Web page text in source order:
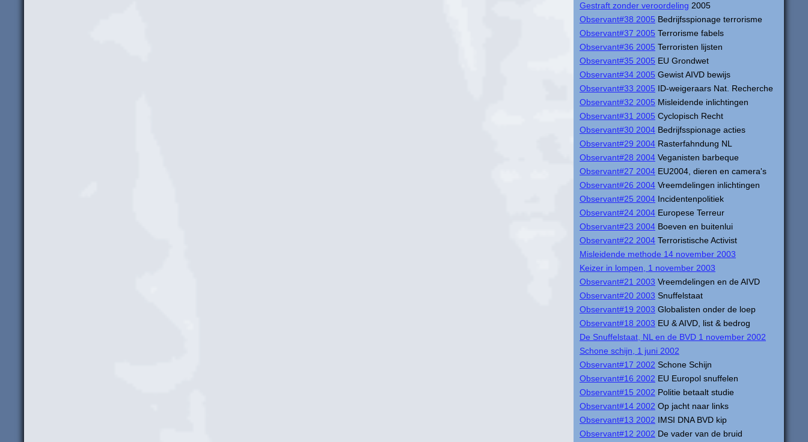
Gestraft zonder veroordeling 2005
Observant#38 2005 Bedrijfsspionage terrorisme
Observant#37 2005 Terrorisme fabels
Observant#36 2005 Terroristen lijsten
Observant#35 2005 EU Grondwet
Observant#34 2005 Gewist AIVD bewijs
Observant#33 2005 ID-weigeraars Nat. Recherche
Observant#32 2005 Misleidende inlichtingen
Observant#31 2005 Cyclopisch Recht
Observant#30 2004 Bedrijfsspionage acties
Observant#29 2004 Rasterfahndung NL
Observant#28 2004 Veganisten barbeque
Observant#27 2004 EU2004, dieren en camera's
Observant#26 2004 Vreemdelingen inlichtingen
Observant#25 2004 Incidentenpolitiek
Observant#24 2004 Europese Terreur
Observant#23 2004 Boeven en buitenlui
Observant#22 2004 Terroristische Activist
Misleidende methode 14 november 2003
Keizer in lompen, 1 november 2003
Observant#21 2003 Vreemdelingen en de AIVD
Observant#20 2003 Snuffelstaat
Observant#19 2003 Globalisten onder de loep
Observant#18 2003 EU & AIVD, list & bedrog
De Snuffelstaat, NL en de BVD 1 november 2002
Schone schijn, 1 juni 2002
Observant#17 2002 Schone Schijn
Observant#16 2002 EU Europol snuffelen
Observant#15 2002 Politie betaalt studie
Observant#14 2002 Op jacht naar links
Observant#13 2002 IMSI DNA BVD kip
Observant#12 2002 De vader van de bruid